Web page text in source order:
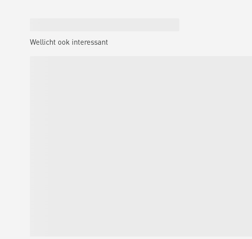
Wellicht ook interessant